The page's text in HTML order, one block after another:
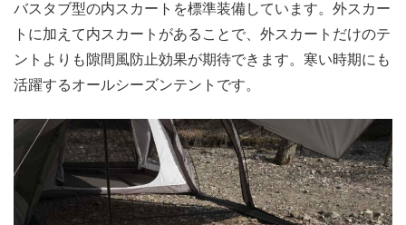
バスタブ型の内スカートを標準装備しています。外スカー
トに加えて内スカートがあることで、外スカートだけのテ
ントよりも隙間風防止効果が期待できます。寒い時期にも
活躍するオールシーズンテントです。